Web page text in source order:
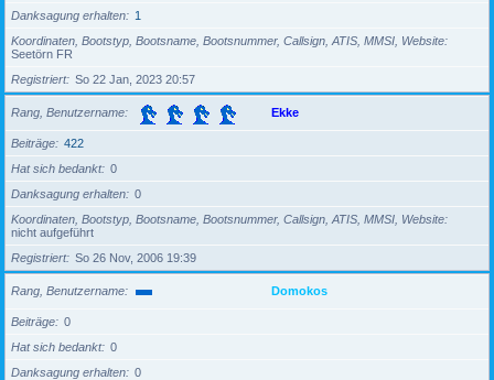
Danksagung erhalten
1
Koordinaten, Bootstyp, Bootsname, Bootsnummer, Callsign, ATIS, MMSI, Website
Seetörn FR
Registriert
So 22 Jan, 2023 20:57
Rang, Benutzername Ekke
Beiträge
422
Hat sich bedankt
0
Danksagung erhalten
0
Koordinaten, Bootstyp, Bootsname, Bootsnummer, Callsign, ATIS, MMSI, Website
nicht aufgeführt
Registriert
So 26 Nov, 2006 19:39
Rang, Benutzername Domokos
Beiträge
0
Hat sich bedankt
0
Danksagung erhalten
0